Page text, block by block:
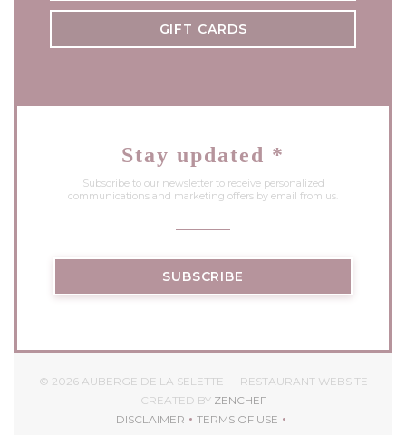
GIFT CARDS
Stay updated *
Subscribe to our newsletter to receive personalized
communications and marketing offers by email from us.
SUBSCRIBE
© 2026 AUBERGE DE LA SELETTE — RESTAURANT WEBSITE
CREATED BY ZENCHEF((OPENS IN A NEW
DISCLAIMER
((OPENS IN A NEW WINDOW))
TERMS OF USE
((OPENS IN A NEW WINDOW))